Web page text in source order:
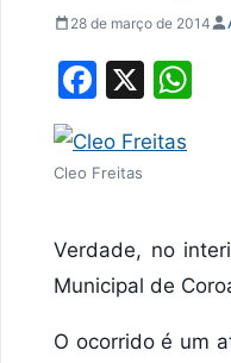
28 de março de 2014
X
Cleo Freitas
Verdade, no
Municipal de
O ocorrido é um